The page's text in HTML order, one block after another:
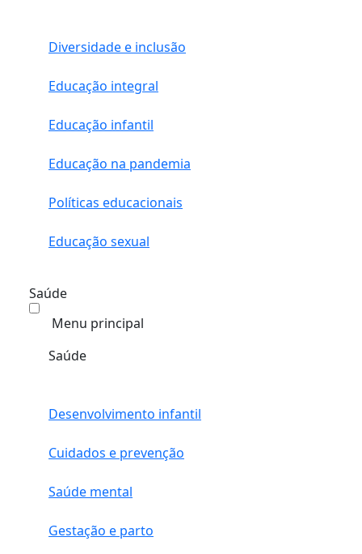
Diversidade e inclusão
Educação integral
Educação infantil
Educação na pandemia
Políticas educacionais
Educação sexual
Saúde
Menu principal
Saúde
Desenvolvimento infantil
Cuidados e prevenção
Saúde mental
Gestação e parto